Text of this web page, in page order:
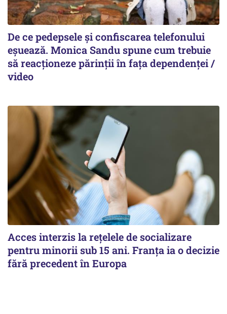
De ce pedepsele și confiscarea telefonului
eșuează. Monica Sandu spune cum trebuie
să reacționeze părinții în fața dependenței /
video
Acces interzis la rețelele de socializare
pentru minorii sub 15 ani. Franța ia o decizie
fără precedent în Europa